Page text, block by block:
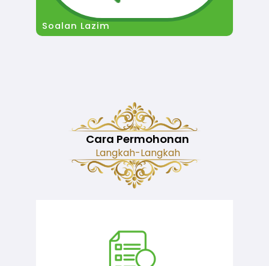
Soalan Lazim
Cara Permohonan
Langkah-Langkah